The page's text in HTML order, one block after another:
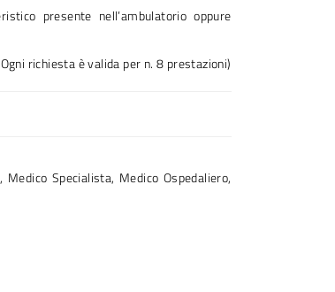
presente nell’ambulatorio oppure
richiesta è valida per n. 8 prestazioni)
Specialista, Medico Ospedaliero,